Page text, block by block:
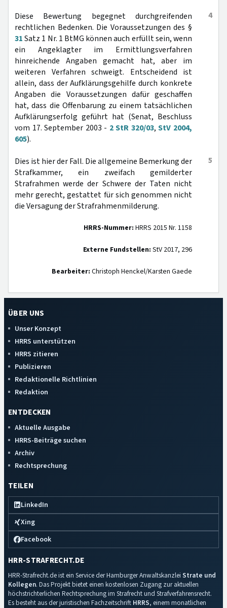
4
Diese Bewertung begegnet durchgreifenden
rechtlichen Bedenken. Die Voraussetzungen des §
31Satz 1 Nr. 1 BtMG können auch erfüllt sein, wenn
ein Angeklagter im Ermittlungsverfahren
hinreichende Angaben gemacht hat, aber im
weiteren Verfahren schweigt. Entscheidend ist
allein, dass der Aufklärungsgehilfe durch konkrete
Angaben die Voraussetzungen dafür geschaffen
hat, dass die Offenbarung zu einem tatsächlichen
Aufklärungserfolg geführt hat (Senat, Beschluss
vom 17. September 2003 - 2 StR 320/03,StV 2004,
605).
5
Dies ist hier der Fall. Die allgemeine Bemerkung der
Strafkammer, ein zweifach gemilderter
Strafrahmen werde der Schwere der Taten nicht
mehr gerecht, gestattet für sich genommen nicht
die Versagung der Strafrahmenmilderung.
HRRS-Nummer: HRRS 2015 Nr. 1158
Externe Fundstellen: StV 2017, 296
Bearbeiter: Christoph Henckel/Karsten Gaede
ÜBER UNS
Unser Konzept
HRRS unterstützen
HRRS zitieren
Publizieren
Redaktionelle Richtlinien
Redaktion
ENTDECKEN
Aktuelle Ausgabe
HRRS-Beiträge suchen
Archiv
Rechtsprechung
TEILEN
LinkedIn
Xing
Facebook
HRR-STRAFRECHT.DE
HRR-Strafrecht.de ist ein Service der Hamburger Anwaltskanzlei Strate und
Kollegen. Das Projekt bietet einen kostenlosen Zugang zur aktuellen
höchstrichterlichen Rechtsprechung im Strafrecht und Strafverfahrensrecht.
Es besteht aus der juristischen Fachzeitschrift HRRS, einem monatlichen